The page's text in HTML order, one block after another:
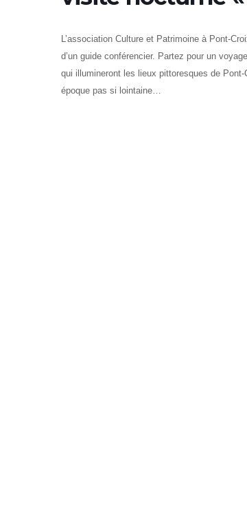
L’association Culture et Patrimoine à Pont-
d’un guide conférencier. Partez pour un
qui illumineront les lieux pittoresques de
époque pas si lointaine…